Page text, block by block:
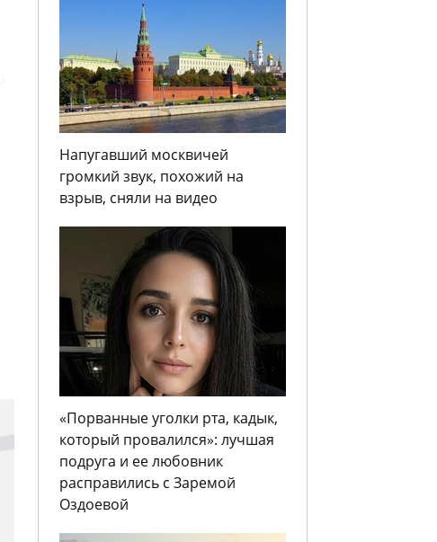
Напугавший москвичей
громкий звук, похожий на
взрыв, сняли на видео
«Порванные уголки рта, кадык,
который провалился»: лучшая
подруга и ее любовник
расправились с Заремой
Оздоевой